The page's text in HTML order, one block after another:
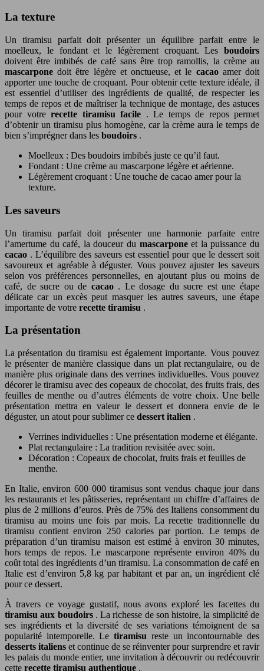
La texture
Un tiramisu parfait doit présenter un équilibre parfait entre le
moelleux, le fondant et le légèrement croquant. Les boudoirs
doivent être imbibés de café sans être trop ramollis, la crème au
mascarponedoit être légère et onctueuse, et le cacao amer doit
apporter une touche de croquant. Pour obtenir cette texture idéale, il
est essentiel d’utiliser des ingrédients de qualité, de respecter les
temps de repos et de maîtriser la technique de montage, des astuces
pour votre recette tiramisu facile . Le temps de repos permet
d’obtenir un tiramisu plus homogène, car la crème aura le temps de
bien s’imprégner dans les boudoirs .
Moelleux : Des boudoirs imbibés juste ce qu’il faut.
Fondant : Une crème au mascarpone légère et aérienne.
Légèrement croquant : Une touche de cacao amer pour la
texture.
Les saveurs
Un tiramisu parfait doit présenter une harmonie parfaite entre
l’amertume du café, la douceur du mascarponeet la puissance du
cacao . L’équilibre des saveurs est essentiel pour que le dessert soit
savoureux et agréable à déguster. Vous pouvez ajuster les saveurs
selon vos préférences personnelles, en ajoutant plus ou moins de
café, de sucre ou de cacao . Le dosage du sucre est une étape
délicate car un excès peut masquer les autres saveurs, une étape
importante de votre recette tiramisu .
La présentation
La présentation du tiramisu est également importante. Vous pouvez
le présenter de manière classique dans un plat rectangulaire, ou de
manière plus originale dans des verrines individuelles. Vous pouvez
décorer le tiramisu avec des copeaux de chocolat, des fruits frais, des
feuilles de menthe ou d’autres éléments de votre choix. Une belle
présentation mettra en valeur le dessert et donnera envie de le
déguster, un atout pour sublimer ce dessert italien .
Verrines individuelles : Une présentation moderne et élégante.
Plat rectangulaire : La tradition revisitée avec soin.
Décoration : Copeaux de chocolat, fruits frais et feuilles de
menthe.
En Italie, environ 600 000 tiramisus sont vendus chaque jour dans
les restaurants et les pâtisseries, représentant un chiffre d’affaires de
plus de 2 millions d’euros. Près de 75% des Italiens consomment du
tiramisu au moins une fois par mois. La recette traditionnelle du
tiramisu contient environ 250 calories par portion. Le temps de
préparation d’un tiramisu maison est estimé à environ 30 minutes,
hors temps de repos. Le mascarpone représente environ 40% du
coût total des ingrédients d’un tiramisu. La consommation de café en
Italie est d’environ 5,8 kg par habitant et par an, un ingrédient clé
pour ce dessert.
À travers ce voyage gustatif, nous avons exploré les facettes du
tiramisu aux boudoirs . La richesse de son histoire, la simplicité de
ses ingrédients et la diversité de ses variations témoignent de sa
popularité intemporelle. Letiramisu reste un incontournable des
desserts italiens et continue de se réinventer pour surprendre et ravir
les palais du monde entier, une invitation à découvrir ou redécouvrir
cette recette tiramisu authentique .